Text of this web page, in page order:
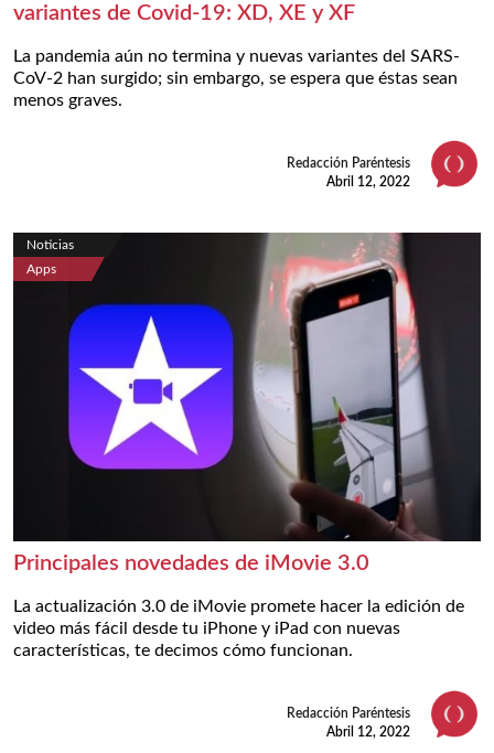
variantes de Covid-19: XD, XE y XF
La pandemia aún no termina y nuevas variantes del SARS-
CoV-2 han surgido; sin embargo, se espera que éstas sean
menos graves.
Redacción Paréntesis
Abril 12, 2022
Noticias
Apps
Principales novedades de iMovie 3.0
La actualización 3.0 de iMovie promete hacer la edición de
video más fácil desde tu iPhone y iPad con nuevas
características, te decimos cómo funcionan.
Redacción Paréntesis
Abril 12, 2022